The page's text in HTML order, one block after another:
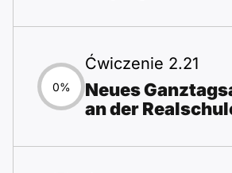
0%
Ćwiczenie 2.21
Neues
an der